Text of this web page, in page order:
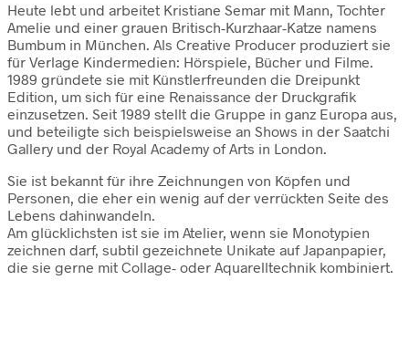
Heute lebt und arbeitet Kristiane Semar mit Mann, Tochter
Amelie und einer grauen Britisch-Kurzhaar-Katze namens
Bumbum in München. Als Creative Producer produziert sie
für Verlage Kindermedien: Hörspiele, Bücher und Filme.
1989 gründete sie mit Künstlerfreunden die Dreipunkt
Edition, um sich für eine Renaissance der Druckgrafik
einzusetzen. Seit 1989 stellt die Gruppe in ganz Europa aus,
und beteiligte sich beispielsweise an Shows in der Saatchi
Gallery und der Royal Academy of Arts in London.
Sie ist bekannt für ihre Zeichnungen von Köpfen und
Personen, die eher ein wenig auf der verrückten Seite des
Lebens dahinwandeln.
Am glücklichsten ist sie im Atelier, wenn sie Monotypien
zeichnen darf, subtil gezeichnete Unikate auf Japanpapier,
die sie gerne mit Collage- oder Aquarelltechnik kombiniert.